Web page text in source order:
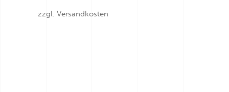
zzgl. Versandkosten